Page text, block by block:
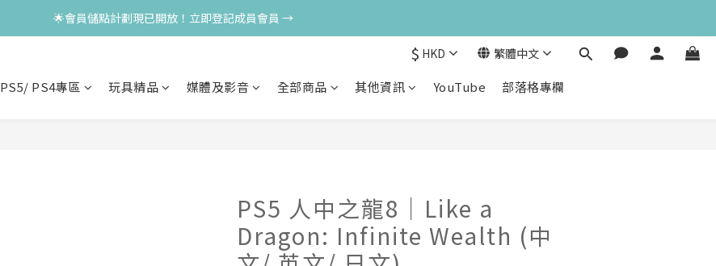
🌟會員儲點計劃現已開放！立即登記成員會員 →
$ HKD 繁體中文
PS5/ PS4專區 玩具精品 媒體及影音 全部商品 其他資訊 YouTube 部落格專欄
PS5 人中之龍8｜Like a
Dragon: Infinite Wealth (中